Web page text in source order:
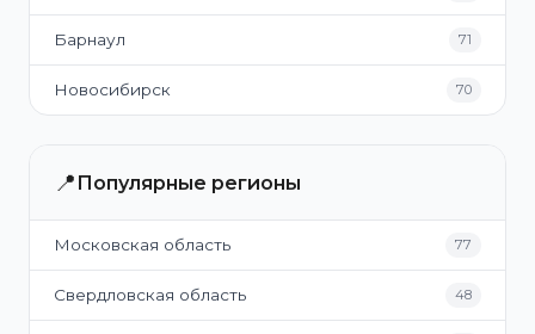
Барнаул 71
Новосибирск 70
📍 Популярные регионы
Московская область 77
Свердловская область 48